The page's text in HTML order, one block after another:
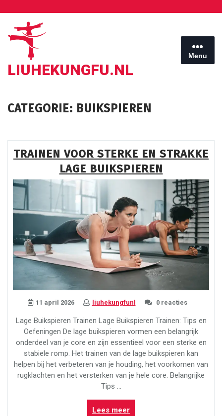
inhoud
LIUHEKUNGFU.NL
Menu
CATEGORIE: BUIKSPIEREN
TRAINEN VOOR STERKE EN STRAKKE
LAGE BUIKSPIEREN
11 april 2026 liuhekungfunl 0 reacties
Lage Buikspieren Trainen Lage Buikspieren Trainen: Tips en
Oefeningen De lage buikspieren vormen een belangrijk
onderdeel van je core en zijn essentieel voor een sterke en
stabiele romp. Het trainen van de lage buikspieren kan
helpen bij het verbeteren van je houding, het voorkomen van
rugklachten en het versterken van je hele core. Belangrijke
Tips …
Lees meer“Trainen